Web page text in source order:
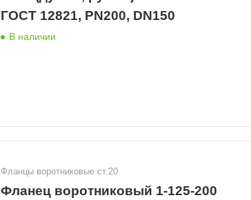
ГОСТ 12821, PN200, DN150
В наличии
Фланцы воротниковые ст.20
Фланец воротниковый 1-125-200